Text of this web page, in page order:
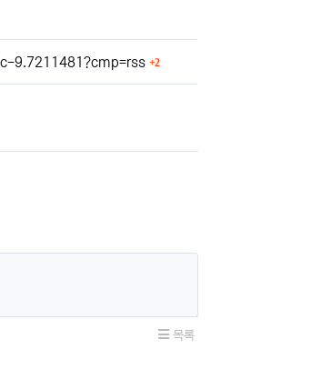
9.7211481?cmp=rss 2회 연결
목록